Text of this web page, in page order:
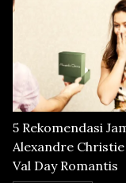
5 Rekomendasi
Alexandre
Val Day Romantis